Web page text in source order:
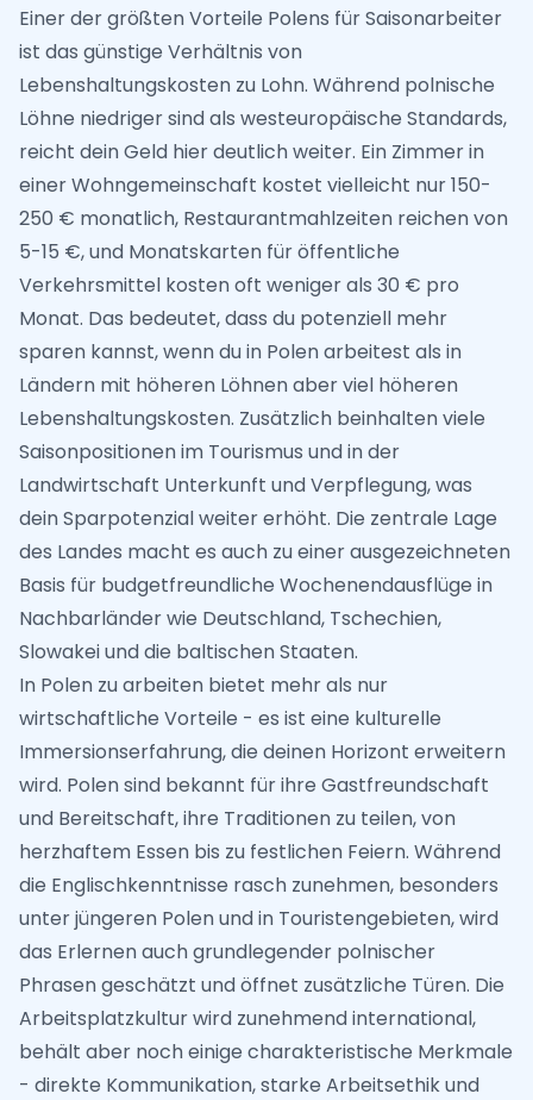
Einer der größten Vorteile Polens für Saisonarbeiter
ist das günstige Verhältnis von
Lebenshaltungskosten zu Lohn. Während polnische
Löhne niedriger sind als westeuropäische Standards,
reicht dein Geld hier deutlich weiter. Ein Zimmer in
einer Wohngemeinschaft kostet vielleicht nur 150-
250 € monatlich, Restaurantmahlzeiten reichen von
5-15 €, und Monatskarten für öffentliche
Verkehrsmittel kosten oft weniger als 30 € pro
Monat. Das bedeutet, dass du potenziell mehr
sparen kannst, wenn du in Polen arbeitest als in
Ländern mit höheren Löhnen aber viel höheren
Lebenshaltungskosten. Zusätzlich beinhalten viele
Saisonpositionen im Tourismus und in der
Landwirtschaft Unterkunft und Verpflegung, was
dein Sparpotenzial weiter erhöht. Die zentrale Lage
des Landes macht es auch zu einer ausgezeichneten
Basis für budgetfreundliche Wochenendausflüge in
Nachbarländer wie Deutschland, Tschechien,
Slowakei und die baltischen Staaten.
In Polen zu arbeiten bietet mehr als nur
wirtschaftliche Vorteile - es ist eine kulturelle
Immersionserfahrung, die deinen Horizont erweitern
wird. Polen sind bekannt für ihre Gastfreundschaft
und Bereitschaft, ihre Traditionen zu teilen, von
herzhaftem Essen bis zu festlichen Feiern. Während
die Englischkenntnisse rasch zunehmen, besonders
unter jüngeren Polen und in Touristengebieten, wird
das Erlernen auch grundlegender polnischer
Phrasen geschätzt und öffnet zusätzliche Türen. Die
Arbeitsplatzkultur wird zunehmend international,
behält aber noch einige charakteristische Merkmale
- direkte Kommunikation, starke Arbeitsethik und